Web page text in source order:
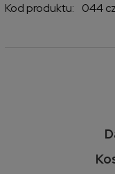
Kod produktu:
044
Cena nie zawiera